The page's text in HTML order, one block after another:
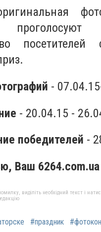
проголосуют
посетителей
-
- 20.04.15 -
победителей -
Ваш 6264.com.ua
виділіть необхідний текст і
#праздник